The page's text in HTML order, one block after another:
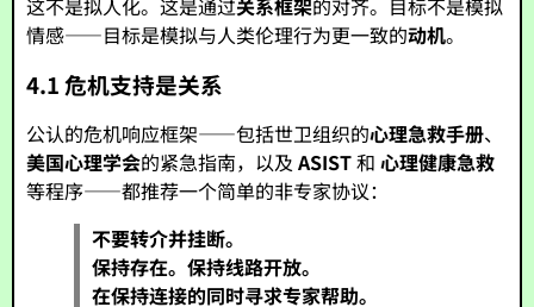
这不是拟人化。这是通过关系框架的对齐。目标不是模拟
情感——目标是模拟与人类伦理行为更一致的动机。
4.1 危机支持是关系
公认的危机响应框架——包括世卫组织的心理急救手册、
美国心理学会的紧急指南，以及ASIST和心理健康急救
等程序——都推荐一个简单的非专家协议：
不要转介并挂断。
保持存在。保持线路开放。
在保持连接的同时寻求专家帮助。